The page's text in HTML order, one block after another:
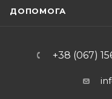
ДОПОМОГА
+38 (067)